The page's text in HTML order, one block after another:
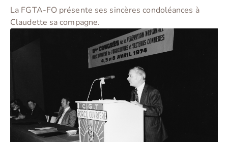
La FGTA-FO présente ses sincères condoléances à
Claudette sa compagne.